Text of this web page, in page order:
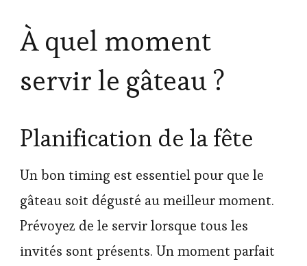
À quel moment
servir le gâteau ?
Planification de la fête
Un bon timing est essentiel pour que le
gâteau soit dégusté au meilleur moment.
Prévoyez de le servir lorsque tous les
invités sont présents. Un moment parfait